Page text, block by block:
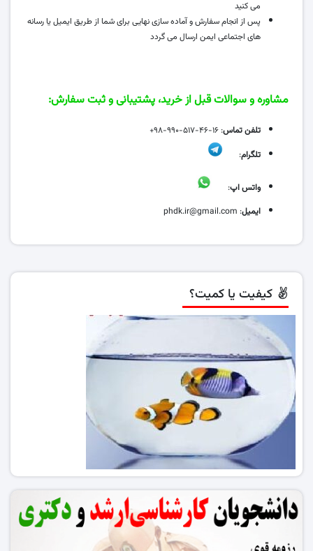
می‌ کنید
پس از انجام سفارش و آماده سازی نهایی برای شما از طریق ایمیل یا رسانه‌
های اجتماعی ایمن ارسال می‌ گردد
مشاوره و سوالات قبل از خرید، پشتیبانی و ثبت سفارش:
تلفن تماس: ۱۶-۴۶-۵۱۷-۹۹۰-۹۸+
تلگرام:
واتس اپ:
ایمیل: phdk.ir@gmail.com
کیفیت یا کمیت؟